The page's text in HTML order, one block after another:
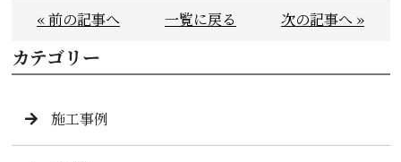
« 前の記事へ 一覧に戻る 次の記事へ »
カテゴリー
施工事例